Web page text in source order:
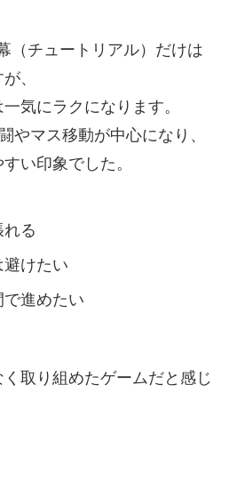
（チュートリアル）だけは
、
気にラクになります。
やマス移動が中心になり、
い印象でした。
る
けたい
進めたい
取り組めたゲームだと感じ